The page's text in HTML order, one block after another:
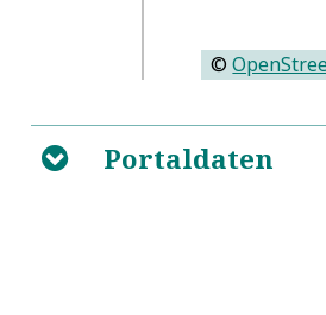
©
B Portaldaten